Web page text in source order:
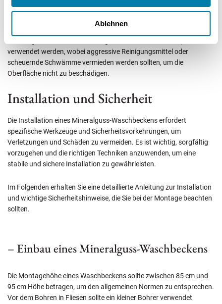
Ablehnen
ideal für elegante Badezimmer, die eine hochwertige Ausstrahlung
verwendet werden, wobei aggressive Reinigungsmittel oder
scheuernde Schwämme vermieden werden sollten, um die
Oberfläche nicht zu beschädigen.
Installation und Sicherheit
Die Installation eines Mineralguss-Waschbeckens erfordert
spezifische Werkzeuge und Sicherheitsvorkehrungen, um
Verletzungen und Schäden zu vermeiden. Es ist wichtig, sorgfältig
vorzugehen und die richtigen Techniken anzuwenden, um eine
stabile und sichere Installation zu gewährleisten.
Im Folgenden erhalten Sie eine detaillierte Anleitung zur Installation
und wichtige Sicherheitshinweise, die Sie bei der Montage beachten
sollten.
– Einbau eines Mineralguss-Waschbeckens
Die Montagehöhe eines Waschbeckens sollte zwischen 85 cm und
95 cm Höhe betragen, um den allgemeinen Normen zu entsprechen.
Vor dem Bohren in Fliesen sollte ein kleiner Bohrer verwendet